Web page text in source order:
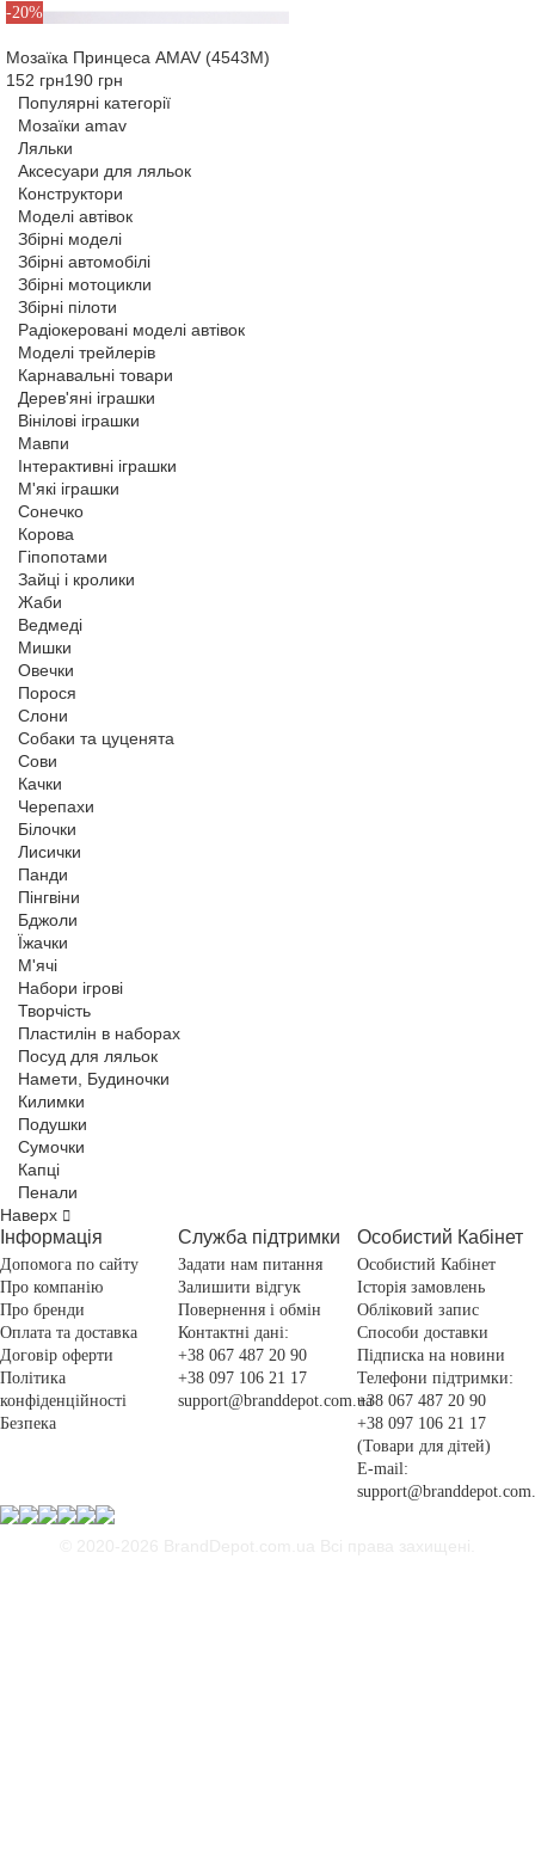
-20%
Мозаїка Принцеса AMAV (4543M)
152 грн190 грн
Популярні категорії
Мозаїки amav
Ляльки
Аксесуари для ляльок
Конструктори
Моделі автівок
Збірні моделі
Збірні автомобілі
Збірні мотоцикли
Збірні пілоти
Радіокеровані моделі автівок
Моделі трейлерів
Карнавальні товари
Дерев'яні іграшки
Вінілові іграшки
Мавпи
Інтерактивні іграшки
М'які іграшки
Сонечко
Корова
Гіпопотами
Зайці і кролики
Жаби
Ведмеді
Мишки
Овечки
Порося
Слони
Собаки та цуценята
Сови
Качки
Черепахи
Білочки
Лисички
Панди
Пінгвіни
Бджоли
Їжачки
М'ячі
Набори ігрові
Творчість
Пластилін в наборах
Посуд для ляльок
Намети, Будиночки
Килимки
Подушки
Сумочки
Капці
Пенали
Наверх
Інформація
Допомога по сайту
Про компанію
Про бренди
Оплата та доставка
Договір оферти
Політика
конфіденційності
Безпека
Служба підтримки
Задати нам питання
Залишити відгук
Повернення і обмін
Контактні дані:
+38 067 487 20 90
+38 097 106 21 17
support@branddepot.com.ua
Особистий Кабінет
Особистий Кабінет
Історія замовлень
Обліковий запис
Способи доставки
Підписка на новини
Телефони підтримки:
+38 067 487 20 90
+38 097 106 21 17
(Товари для дітей)
E-mail: